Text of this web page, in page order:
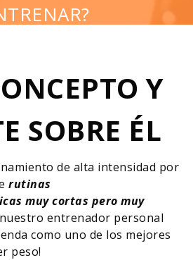
Y
SOBRE ÉL
de alta intensidad por
rutinas
muy cortas pero muy
nuestro entrenador personal
como uno de los mejores
peso!